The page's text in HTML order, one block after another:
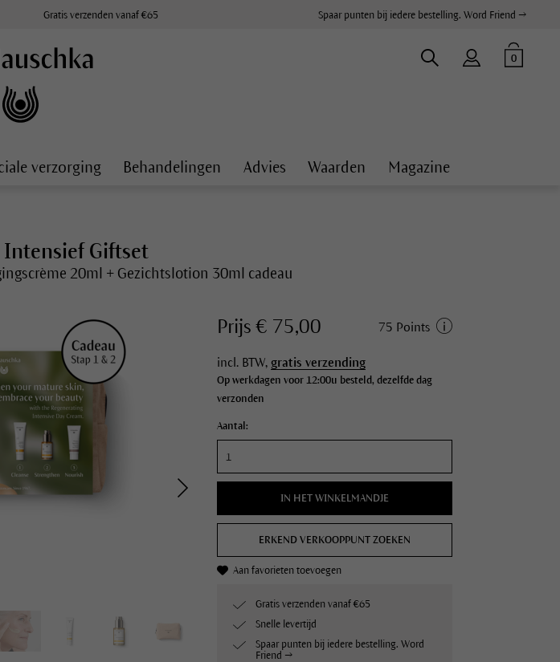
Gratis verzenden vanaf €65 Spaar punten bij iedere bestelling. Word Friend →
0
verzorging Behandelingen Advies Waarden Magazine
Intensief Giftset
20ml + Gezichtslotion 30ml cadeau
Prijs € 75,00 75 Points
incl. BTW, gratis verzending
Op werkdagen voor 12:00u besteld, dezelfde dag
verzonden
Aantal:
IN HET WINKELMANDJE
ERKEND VERKOOPPUNT ZOEKEN
Aan favorieten toevoegen
Gratis verzenden vanaf €65
Snelle levertijd
Spaar punten bij iedere bestelling. Word
Friend →